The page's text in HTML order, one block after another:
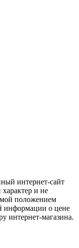
интернет-сайт
и не
положением
информации о цене
интернет-магазина.